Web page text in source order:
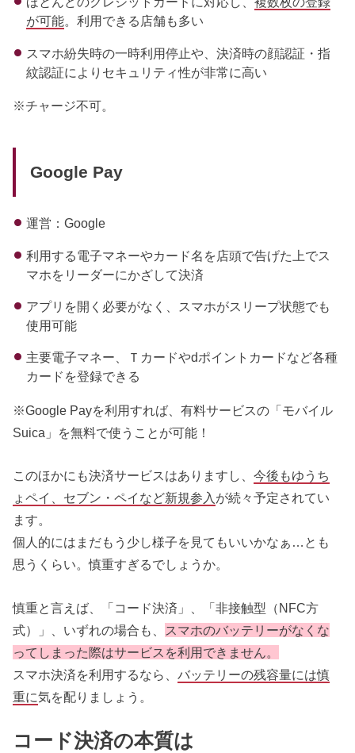
が可能。利用できる店舗も多い
スマホ紛失時の一時利用停止や、決済時の顔認証・指
紋認証によりセキュリティ性が非常に高い
※チャージ不可。
Google Pay
運営：Google
利用する電子マネーやカード名を店頭で告げた上でス
マホをリーダーにかざして決済
アプリを開く必要がなく、スマホがスリープ状態でも
使用可能
主要電子マネー、Ｔカードやdポイントカードなど各種
カードを登録できる
※Google Payを利用すれば、有料サービスの「モバイル
Suica」を無料で使うことが可能！
このほかにも決済サービスはありますし、今後もゆうち
ょペイ、セブン・ペイなど新規参入 が続々予定されてい
ます。
個人的にはまだもう少し様子を見てもいいかなぁ…とも
思うくらい。慎重すぎるでしょうか。
慎重と言えば、「コード決済」、「非接触型（NFC方
式）」、いずれの場合も、 スマホのバッテリーがなくな
ってしまった際はサービスを利用できません。
スマホ決済を利用するなら、バッテリーの残容量には慎
重に気を配りましょう。
コード決済の本質は